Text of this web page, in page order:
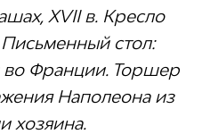
XVII в. Кресло
стол:
во Франции. Торшер
Наполеона из
хозяина.